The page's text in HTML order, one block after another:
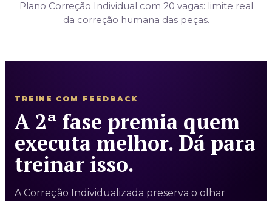
Plano Correção Individual com 20 vagas: limite real
da correção humana das peças.
TREINE COM FEEDBACK
A 2ª fase premia quem
executa melhor. Dá para
treinar isso.
A Correção Individualizada preserva o olhar